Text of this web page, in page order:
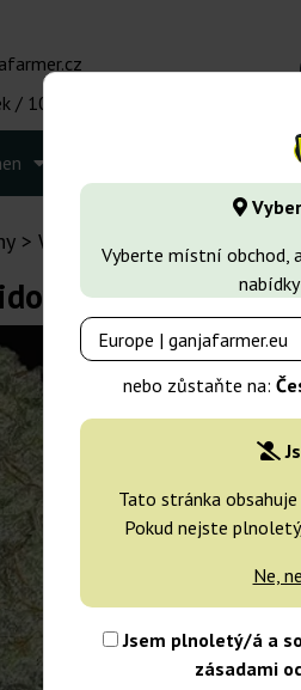
Vyberte místní obchod,
nebo zůstaňte na:
Tato stránka
Pokud nejste
Ne,
Jsem plnoletý/á a
zásadami
/ 10:00 - 16:00
Druhy
White Widow
Fast Buds